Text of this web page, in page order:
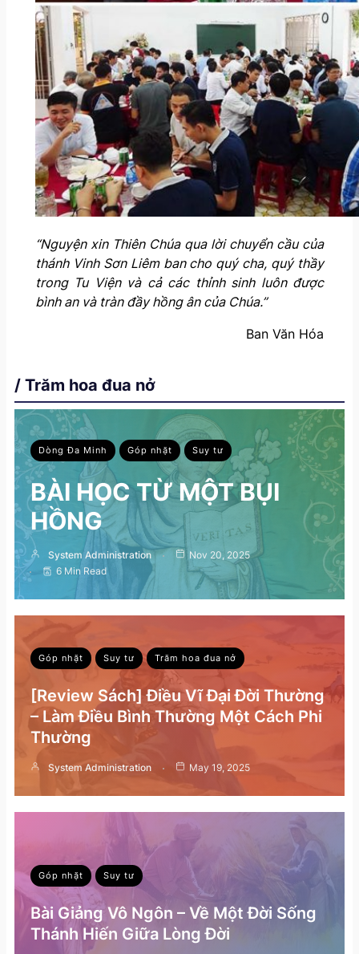
“Nguyện xin Thiên Chúa qua lời chuyển cầu của
thánh Vinh Sơn Liêm ban cho quý cha, quý thầy
trong Tu Viện và cả các thỉnh sinh luôn được
bình an và tràn đầy hồng ân của Chúa.”
Ban Văn Hóa
/ Trăm hoa đua nở
Dòng Đa Minh Góp nhặt Suy tư
BÀI HỌC TỪ MỘT BỤI
HỒNG
System Administration
Nov 20, 2025
6 Min Read
Góp nhặt Suy tư Trăm hoa đua nở
[Review Sách] Điều Vĩ Đại Đời Thường
– Làm Điều Bình Thường Một Cách Phi
Thường
System Administration May 19, 2025
Góp nhặt Suy tư
Bài Giảng Vô Ngôn – Về Một Đời Sống
Thánh Hiến Giữa Lòng Đời